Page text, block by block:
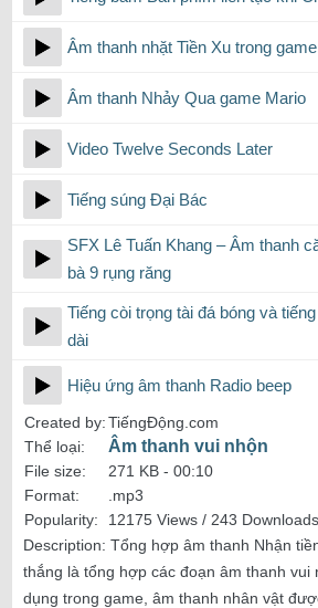
Âm thanh nhặt Tiền Xu trong game
Âm thanh Nhảy Qua game Mario
Video Twelve Seconds Later
Tiếng súng Đại Bác
SFX Lê Tuấn Khang – Âm thanh
bà 9 rụng răng
Tiếng còi trọng tài đá bóng và
dài
Hiệu ứng âm thanh Radio beep
Created by:TiếngĐộng.com
Thể loại:
Âm thanh vui nhộn
File size: 271 KB - 00:10
Format:
.mp3
Popularity:
12175 Views / 243 Downloads
Description: Tổng hợp âm thanh Nhận
thắng là tổng hợp các đoạn âm thanh
dụng trong game, âm thanh nhân vật